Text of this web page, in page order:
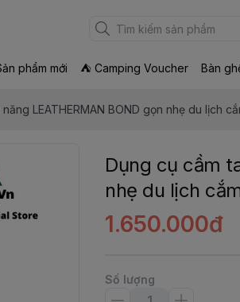
phẩm mới ⛺ Camping Voucher Bàn
LEATHERMAN BOND gọn nhẹ du lịch
Dụng cụ cầm
nhẹ du lịch
1.650.000đ
Số lượng